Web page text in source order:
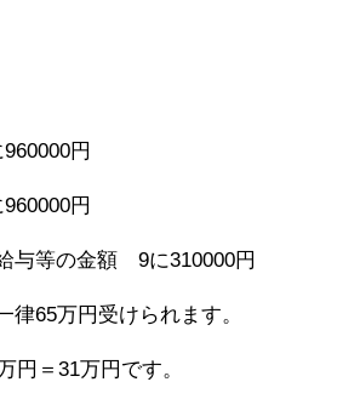
円
円
与等の金額 9に310000円
65万円受けられます。
円＝31万円です。